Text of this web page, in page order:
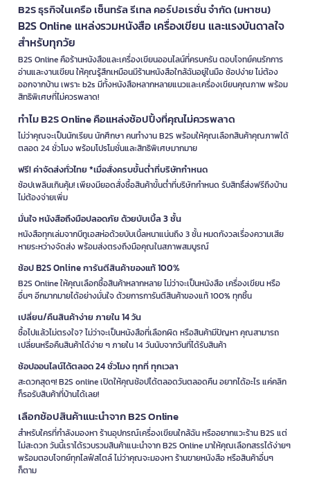
B2S ธุรกิจในเครือ เซ็นทรัล รีเทล คอร์ปอเรชั่น จำกัด (มหาชน)
B2S Online แหล่งรวมหนังสือ เครื่องเขียน และแรงบันดาลใจ
สำหรับทุกวัย
B2S Online คือร้านหนังสือและเครื่องเขียนออนไลน์ที่ครบครัน ตอบโจทย์คนรักการ
อ่านและงานเขียน ให้คุณรู้สึกเหมือนมีร้านหนังสือใกล้ฉันอยู่ในมือ ช้อปง่าย ไม่ต้อง
ออกจากบ้าน เพราะ b2s มีทั้งหนังสือหลากหลายแนวและเครื่องเขียนคุณภาพ พร้อม
สิทธิพิเศษที่ไม่ควรพลาด!
ทำไม B2S Online คือแหล่งช้อปปิ้งที่คุณไม่ควรพลาด
ไม่ว่าคุณจะเป็นนักเรียน นักศึกษา คนทำงาน B2S พร้อมให้คุณเลือกสินค้าคุณภาพได้
ตลอด 24 ชั่วโมง พร้อมโปรโมชั่นและสิทธิพิเศษมากมาย
ฟรี! ค่าจัดส่งทั่วไทย *เมื่อสั่งครบขั้นต่ำที่บริษัทกำหนด
ช้อปเพลินเกินคุ้ม! เพียงมียอดสั่งซื้อสินค้าขั้นต่ำที่บริษัทกำหนด รับสิทธิ์ส่งฟรีถึงบ้าน
ไม่ต้องจ่ายเพิ่ม
มั่นใจ หนังสือถึงมือปลอดภัย ด้วยบับเบิ้ล 3 ชั้น
หนังสือทุกเล่มจากบีทูเอสห่อด้วยบับเบิ้ลหนาแน่นถึง 3 ชั้น หมดกังวลเรื่องความเสีย
หายระหว่างจัดส่ง พร้อมส่งตรงถึงมือคุณในสภาพสมบูรณ์
ช้อป B2S Online การันตีสินค้าของแท้ 100%
B2S Online ให้คุณเลือกซื้อสินค้าหลากหลาย ไม่ว่าจะเป็นหนังสือ เครื่องเขียน หรือ
อื่นๆ อีกมากมายได้อย่างมั่นใจ ด้วยการการันตีสินค้าของแท้ 100% ทุกชิ้น
เปลี่ยน/คืนสินค้าง่าย ภายใน 14 วัน
ซื้อไปแล้วไม่ตรงใจ? ไม่ว่าจะเป็นหนังสือที่เลือกผิด หรือสินค้ามีปัญหา คุณสามารถ
เปลี่ยนหรือคืนสินค้าได้ง่าย ๆ ภายใน 14 วันนับจากวันที่ได้รับสินค้า
ช้อปออนไลน์ได้ตลอด 24 ชั่วโมง ทุกที่ ทุกเวลา
สะดวกสุดๆ! B2S online เปิดให้คุณช้อปได้ตลอดวันตลอดคืน อยากได้อะไร แค่คลิก
ก็รอรับสินค้าที่บ้านได้เลย!
เลือกช้อปสินค้าแนะนำจาก B2S Online
สำหรับใครที่กำลังมองหา ร้านอุปกรณ์เครื่องเขียนใกล้ฉัน หรืออยากแวะร้าน B2S แต่
ไม่สะดวก วันนี้เราได้รวบรวมสินค้าแนะนำจาก B2S Online มาให้คุณเลือกสรรได้ง่ายๆ
พร้อมตอบโจทย์ทุกไลฟ์สไตล์ ไม่ว่าคุณจะมองหา ร้านขายหนังสือ หรือสินค้าอื่นๆ
ก็ตาม